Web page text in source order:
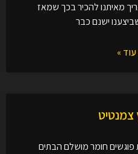
מאיתנו להכיר בכך שמאז
ישנם כבר
»
צמנטיט
פוגשים חומר מושלם הבתים